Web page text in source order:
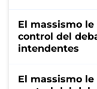
El massismo
control del
intendentes
El massismo